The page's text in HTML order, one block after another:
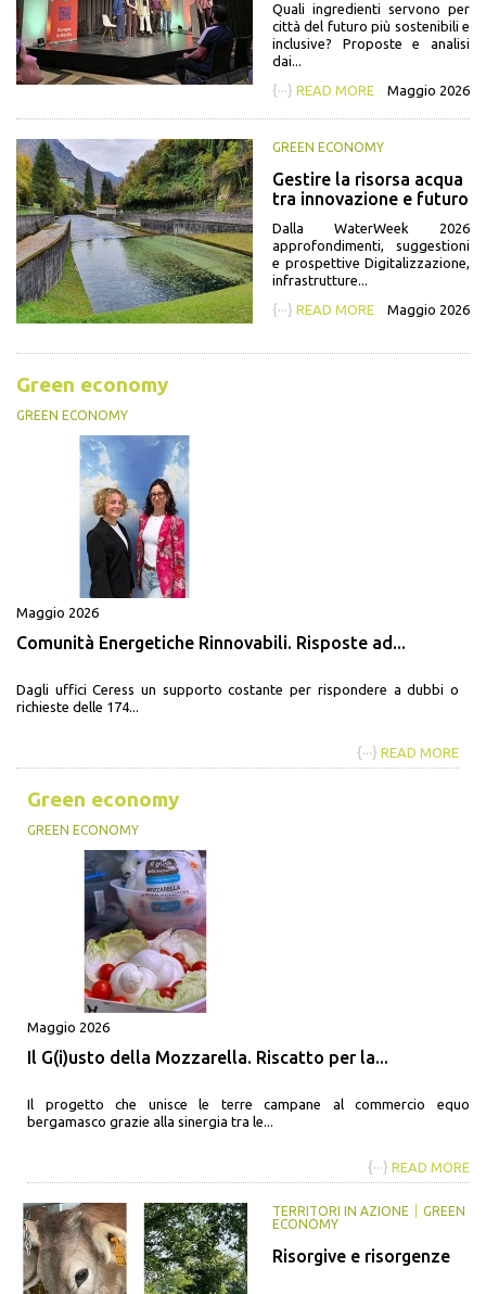
Quali ingredienti servono per
città del futuro più sostenibili e
inclusive? Proposte e analisi
dai...
{···} READ MORE Maggio 2026
GREEN ECONOMY
Gestire la risorsa acqua
tra innovazione e futuro
Dalla WaterWeek 2026
approfondimenti, suggestioni
e prospettive Digitalizzazione,
infrastrutture...
{···} READ MORE Maggio 2026
Green economy
GREEN ECONOMY
Maggio 2026
Comunità Energetiche Rinnovabili. Risposte ad...
Dagli uffici Ceress un supporto costante per rispondere a dubbi o
richieste delle 174...
{···} READ MORE
Green economy
GREEN ECONOMY
Maggio 2026
Il G(i)usto della Mozzarella. Riscatto per la...
Il progetto che unisce le terre campane al commercio equo
bergamasco grazie alla sinergia tra le...
{···} READ MORE
TERRITORI IN AZIONE
GREEN
ECONOMY
Risorgive e risorgenze